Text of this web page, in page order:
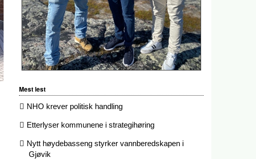
Mest lest
NHO krever politisk handling
Etterlyser kommunene i strategihøring
Nytt høydebasseng styrker vannberedskapen i
Gjøvik